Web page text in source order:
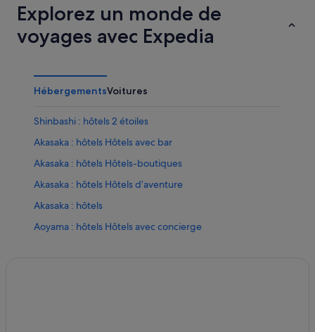
Explorez un monde de
voyages avec Expedia
HébergementsVoitures
Shinbashi : hôtels 2 étoiles
Akasaka : hôtels Hôtels avec bar
Akasaka : hôtels Hôtels-boutiques
Akasaka : hôtels Hôtels d’aventure
Akasaka : hôtels
Aoyama : hôtels Hôtels avec concierge